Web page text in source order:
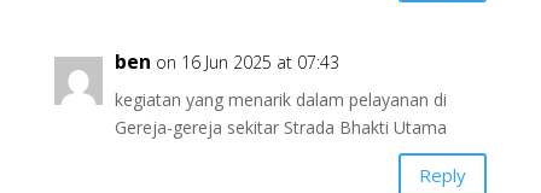
ben on 16 Jun 2025 at 07:43
kegiatan yang menarik dalam pelayanan di
Gereja-gereja sekitar Strada Bhakti Utama
Reply